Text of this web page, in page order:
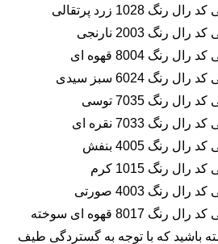
کد رال رنگ 1028 زرد پرتقالی
کد رال رنگ 2003 نارنجی
کد رال رنگ 8004 قهوه ای
کد رال رنگ 6024 سبز سیدی
کد رال رنگ 7035 توسی
کد رال رنگ 7033 نقره ای
کد رال رنگ 4005 بنفش
کد رال رنگ 1015 کرم
کد رال رنگ 4003 صورتی
کد رال رنگ 8017 قهوه ای سوخته
باشید که با توجه به گستردگی طیف